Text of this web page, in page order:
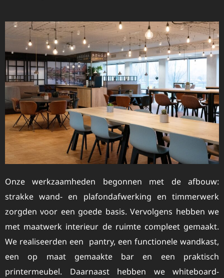
Onze werkzaamheden begonnen met de afbouw:
strakke wand- en plafondafwerking en timmerwerk
zorgden voor een goede basis. Vervolgens hebben we
met maatwerk interieur de ruimte compleet gemaakt.
We realiseerden een pantry, een functionele wandkast,
een op maat gemaakte bar en een praktisch
printermeubel. Daarnaast hebben we whiteboard-